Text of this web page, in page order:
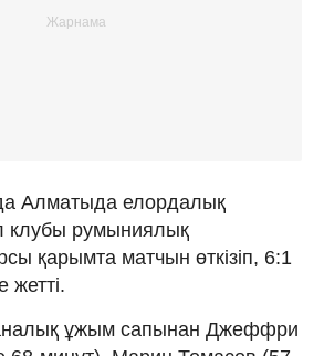
Алматыда елордалық
клубы румыниялық
қарымта матчын өткізіп, 6:1
жетті.
ұжым сапынан Джеффри